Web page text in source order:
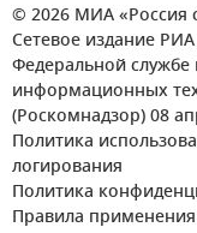
© 2026 МИА «Россия
Сетевое издание
Федеральной службе
информационных
(Роскомнадзор) 08
Политика
логирования
Политика
Правила